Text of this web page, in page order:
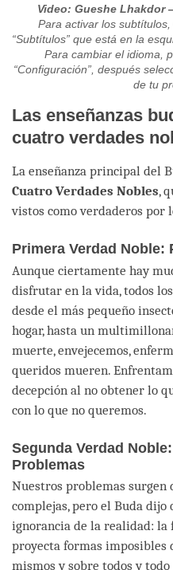
Video: Gueshe Lhakdor
Para activar los
“Subtítulos” que está en la
Para cambiar el idioma,
“Configuración”, después
de tu
Las enseñanzas
cuatro verdades
La enseñanza principal del
Cuatro Verdades Nobles,
vistos como verdaderos por
Primera Verdad Noble:
Aunque ciertamente hay
disfrutar en la vida, todos
desde el más pequeño
hogar, hasta un
muerte, envejecemos,
queridos mueren.
decepción al no obtener lo
con lo que no queremos.
Segunda Verdad
Problemas
Nuestros problemas surgen
complejas, pero el Buda
ignorancia de la realidad: la
proyecta formas imposibles
mismos y sobre todos y todo